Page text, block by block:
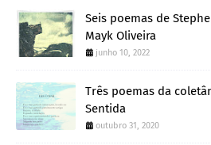
Seis poemas de
Mayk Oliveira
junho 10, 2022
Três poemas da
Sentida
outubro 31, 2020